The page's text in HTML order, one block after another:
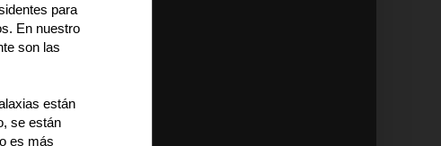
para
En nuestro
son las
están
se están
es más